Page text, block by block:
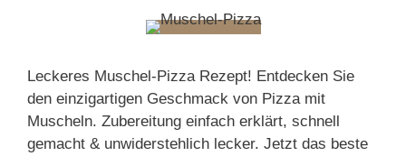
Leckeres Muschel-Pizza Rezept! Entdecken Sie
den einzigartigen Geschmack von Pizza mit
Muscheln. Zubereitung einfach erklärt, schnell
gemacht & unwiderstehlich lecker. Jetzt das beste